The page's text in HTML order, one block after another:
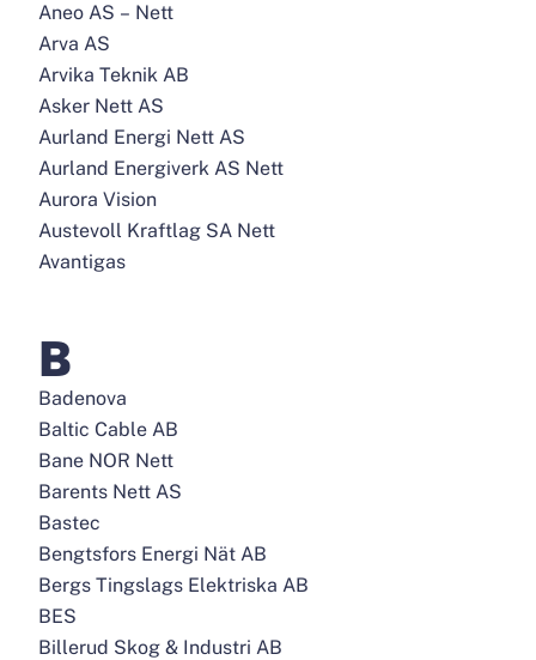
Aneo AS – Nett
Arva AS
Arvika Teknik AB
Asker Nett AS
Aurland Energi Nett AS
Aurland Energiverk AS Nett
Aurora Vision
Austevoll Kraftlag SA Nett
Avantigas
B
Badenova
Baltic Cable AB
Bane NOR Nett
Barents Nett AS
Bastec
Bengtsfors Energi Nät AB
Bergs Tingslags Elektriska AB
BES
Billerud Skog & Industri AB